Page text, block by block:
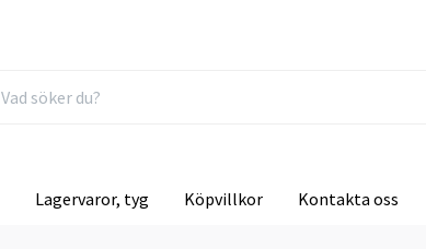
Lagervaror, tyg Köpvillkor Kontakta oss